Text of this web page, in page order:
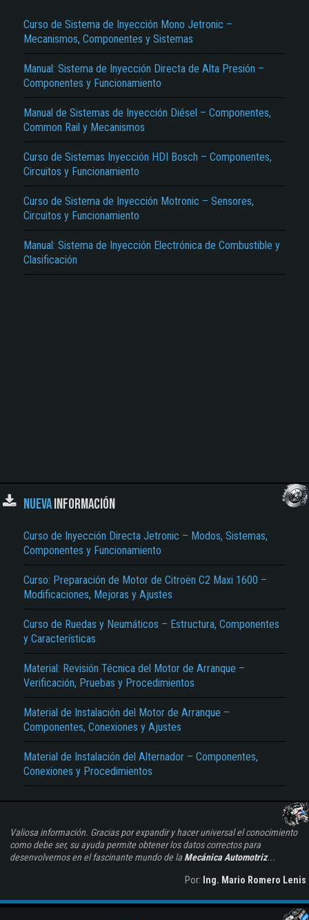
Curso de Sistema de Inyección Mono Jetronic –
Mecanismos, Componentes y Sistemas
Manual: Sistema de Inyección Directa de Alta Presión –
Componentes y Funcionamiento
Manual de Sistemas de Inyección Diésel – Componentes,
Common Rail y Mecanismos
Curso de Sistemas Inyección HDI Bosch – Componentes,
Circuitos y Funcionamiento
Curso de Sistema de Inyección Motronic – Sensores,
Circuitos y Funcionamiento
Manual: Sistema de Inyección Electrónica de Combustible y
Clasificación
NUEVAINFORMACIÓN
Curso de Inyección Directa Jetronic – Modos, Sistemas,
Componentes y Funcionamiento
Curso: Preparación de Motor de Citroën C2 Maxi 1600 –
Modificaciones, Mejoras y Ajustes
Curso de Ruedas y Neumáticos – Estructura, Componentes
y Características
Material: Revisión Técnica del Motor de Arranque –
Verificación, Pruebas y Procedimientos
Material de Instalación del Motor de Arranque –
Componentes, Conexiones y Ajustes
Material de Instalación del Alternador – Componentes,
Conexiones y Procedimientos
Valiosa información. Gracias por expandir y hacer universal el conocimiento
como debe ser, su ayuda permite obtener los datos correctos para
desenvolvernos en el fascinante mundo de la Mecánica Automotriz...
Por: Ing. Mario Romero Lenis
El Título es incorrecto según el contenido.
Texto o Imagen de portada son erróneos.
No carga o no se visualiza el contenido.
Reportar otro tipo de error...